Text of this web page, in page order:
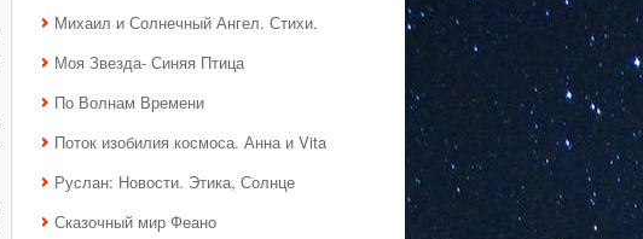
Михаил и Солнечный Ангел. Стихи.
Моя Звезда- Синяя Птица
По Волнам Времени
Поток изобилия космоса. Анна и Vita
Руслан: Новости. Этика, Солнце
Сказочный мир Феано